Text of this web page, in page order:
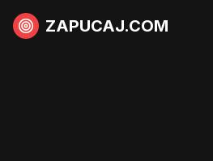
ZAPUCAJ.COM